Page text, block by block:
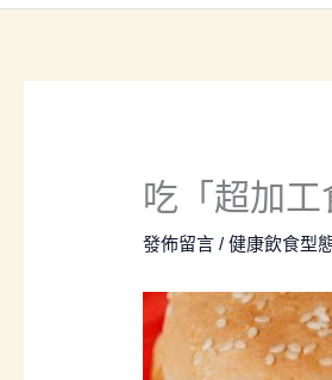
吃「超加工
發佈留言 /健康飲食型